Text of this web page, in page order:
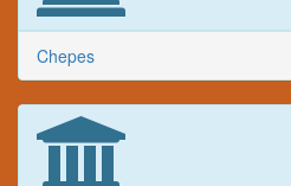
Chepes